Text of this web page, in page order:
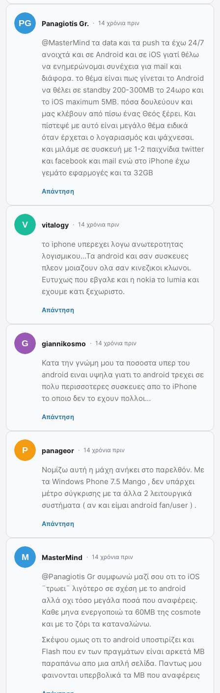
Panagiotis Gr. 14 χρόνια πριν
@MasterMind τα data και τα push τα έχω 24/7
ανοιχτά και σε Android και σε iOS γιατί θέλω
να ενημερώνομαι συνέχεια για mail και
διάφορα. το θέμα είναι πως γίνεται το Android
να θέλει σε standby 200-300ΜΒ το 24ωρο και
το iOS maximum 5MB. πόσα δουλεύουν και
μας κλέβουν από πίσω ένας Θεός ξέρει. Και
πίστεψέ με αυτό είναι μεγάλο θέμα ειδικά
όταν έρχεται ο λογαριασμός και ψάχνεσαι.
και μιλάμε σε συσκευή με 1-2 παιχνίδια twitter
και facebook και mail ενώ στο iPhone έχω
γεμάτο εφαρμογές και τα 32GB
Απάντηση
vitalogy 14 χρόνια πριν
το iphone υπερεχει λογω ανωτεροτητας
λογισμικου…Τα android και σαν συσκευες
πλεον μοιαζουν ολα σαν κινεζικοι κλωνοι.
Ευτυχως που εβγαλε και η nokia το lumia και
εχουμε κατι ξεχωριστο.
Απάντηση
giannikosmo 14 χρόνια πριν
Κατα την γνώμη μου τα ποσοστα υπερ του
android ειναι υψηλα γιατι το android τρεχει σε
πολυ περισσοτερες συσκευες απο το iPhone
το οποιο δεν το εχουν πολλοι…
Απάντηση
panageor 14 χρόνια πριν
Νομίζω αυτή η μάχη ανήκει στο παρελθόν. Με
τα Windows Phone 7.5 Mango , δεν υπάρχει
μέτρο σύγκρισης με τα άλλα 2 λειτουργικά
συστήματα ( αν και είμαι android fan/user ) .
Απάντηση
MasterMind 14 χρόνια πριν
@Panagiotis Gr συμφωνώ μαζί σου οτι το iOS
¨τρωει¨ λιγότερο σε σχέση με το android
αλλά οχι τόσο μεγάλα ποσά που αναφέρεις.
Καθε μηνα ενεργοποιώ τα 60ΜΒ της cosmote
και με το ζόρι τα καταναλώνω.
Σκέψου ομως οτι το android υποστιρίζει και
Flash που εν των πραγμάτων είναι αρκετά ΜΒ
παραπάνω απο μια απλή σελίδα. Παντως μου
φαινονται υπερβολικά τα MB που αναφέρεις